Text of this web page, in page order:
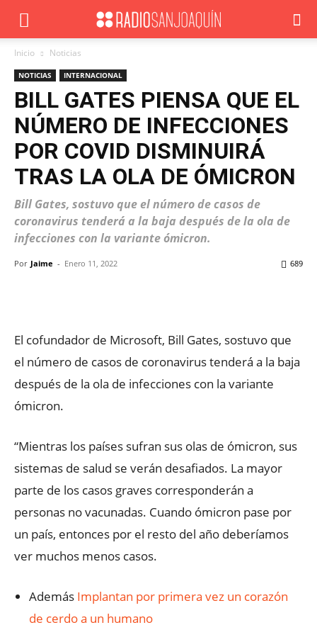
Inicio Noticias
NOTICIAS INTERNACIONAL
BILL GATES PIENSA QUE EL
NÚMERO DE INFECCIONES
POR COVID DISMINUIRÁ
TRAS LA OLA DE ÓMICRON
Bill Gates, sostuvo que el número de casos de
coronavirus tenderá a la baja después de la ola de
infecciones con la variante ómicron.
Por Jaime - Enero 11, 2022 689
El cofundador de Microsoft, Bill Gates, sostuvo que
el número de casos de coronavirus tenderá a la baja
después de la ola de infecciones con la variante
ómicron.
“Mientras los países sufran sus olas de ómicron, sus
sistemas de salud se verán desafiados. La mayor
parte de los casos graves corresponderán a
personas no vacunadas. Cuando ómicron pase por
un país, entonces por el resto del año deberíamos
ver muchos menos casos.
Además Implantan por primera vez un corazón
de cerdo a un humano